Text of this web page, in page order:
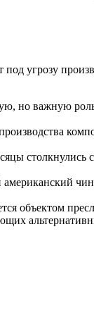
угрозу
но важную
объектом